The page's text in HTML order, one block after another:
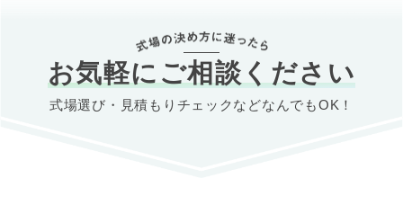
お気軽にご相談ください
式場選び・見積もりチェックなどなんでもOK！